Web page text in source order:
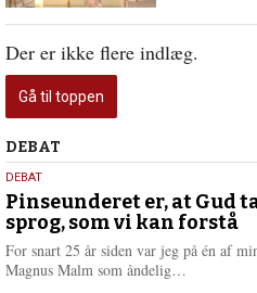
Der er ikke flere indlæg.
Gå til toppen
Debat
DEBAT
5.
august
2026
DEBAT
Pinseunderet er, at Gud
sprog, som vi kan forstå
For snart 25 år siden var jeg på én af
Magnus Malm som åndelig…